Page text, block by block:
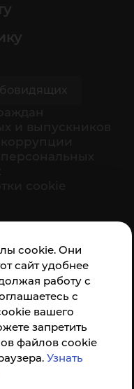
cookie. Они
сайт удобнее
работу с
с
вашего
запретить
файлов cookie
Узнать
а так же по прямой